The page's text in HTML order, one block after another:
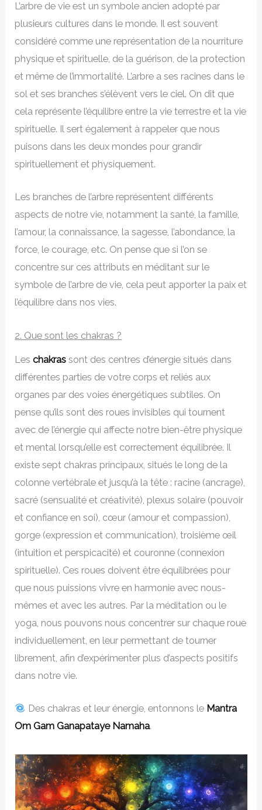
L’arbre de vie est un symbole ancien adopté par
plusieurs cultures dans le monde. Il est souvent
considéré comme une représentation de la nourriture
physique et spirituelle, de la guérison, de la protection
et même de l’immortalité. L’arbre a ses racines dans le
sol et ses branches s’élèvent vers le ciel. On dit que
cela représente l’équilibre entre la vie terrestre et la vie
spirituelle. Il sert également à rappeler que nous
puisons dans les deux mondes pour grandir
spirituellement et physiquement.
Les branches de l’arbre représentent différents
aspects de notre vie, notamment la santé, la famille,
l’amour, la connaissance, la sagesse, l’abondance, la
force, le courage, etc. On pense que si l’on se
concentre sur ces attributs en méditant sur le
symbole de l’arbre de vie, cela peut apporter la paix et
l’équilibre dans nos vies.
2. Que sont les chakras ?
Leschakras sont des centres d’énergie situés dans
différentes parties de votre corps et reliés aux
organes par des voies énergétiques subtiles. On
pense qu’ils sont des roues invisibles qui tournent
avec de l’énergie qui affecte notre bien-être physique
et mental lorsqu’elle est correctement équilibrée. Il
existe sept chakras principaux, situés le long de la
colonne vertébrale et jusqu’à la tête : racine (ancrage),
sacré (sensualité et créativité), plexus solaire (pouvoir
et confiance en soi), cœur (amour et compassion),
gorge (expression et communication), troisième œil
(intuition et perspicacité) et couronne (connexion
spirituelle). Ces roues doivent être équilibrées pour
que nous puissions vivre en harmonie avec nous-
mêmes et avec les autres. Par la méditation ou le
yoga, nous pouvons nous concentrer sur chaque roue
individuellement, en leur permettant de tourner
librement, afin d’expérimenter plus d’aspects positifs
dans notre vie.
Des chakras et leur énergie, entonnons le Mantra
Om Gam Ganapataye Namaha.